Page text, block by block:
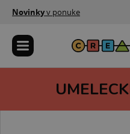
Novinkyv ponuke